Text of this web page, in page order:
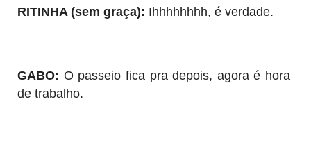
RITINHA (sem graça): Ihhhhhhhh, é verdade.
GABO: O passeio fica pra depois, agora é hora
de trabalho.